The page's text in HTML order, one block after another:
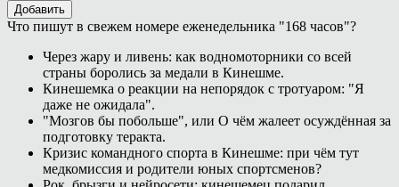
Добавить
Что пишут в свежем номере еженедельника "168 часов"?
Через жару и ливень: как водномоторники со всей
страны боролись за медали в Кинешме.
Кинешемка о реакции на непорядок с тротуаром: "Я
даже не ожидала".
"Мозгов бы побольше", или О чём жалеет осуждённая за
подготовку теракта.
Кризис командного спорта в Кинешме: при чём тут
медкомиссия и родители юных спортсменов?